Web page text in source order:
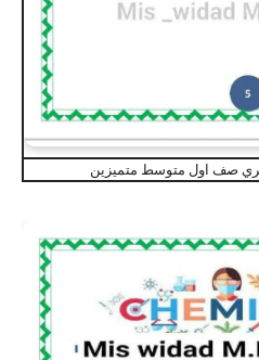
صف اول متوسط متميزين